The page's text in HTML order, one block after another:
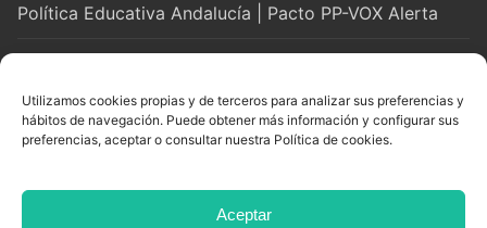
Utilizamos cookies propias y de terceros para analizar sus preferencias y
hábitos de navegación. Puede obtener más información y configurar sus
preferencias, aceptar o consultar nuestra Política de cookies.
Aceptar
Política Educativa Andalucía | Pacto PP-VOX Alerta
LEGAL Y SOPORTE